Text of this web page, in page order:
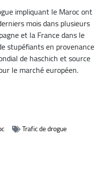
impliquant le Maroc ont
mois dans plusieurs
et la France dans le
stupéfiants en provenance
de haschich et source
le marché européen.
Trafic de drogue